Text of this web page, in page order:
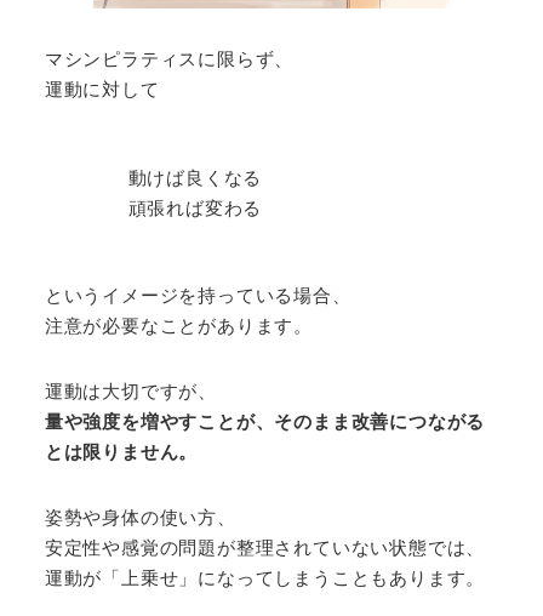
マシンピラティスに限らず、
運動に対して
動けば良くなる
頑張れば変わる
というイメージを持っている場合、
注意が必要なことがあります。
運動は大切ですが、
量や強度を増やすことが、そのまま改善につながる
とは限りません。
姿勢や身体の使い方、
安定性や感覚の問題が整理されていない状態では、
運動が「上乗せ」になってしまうこともあります。